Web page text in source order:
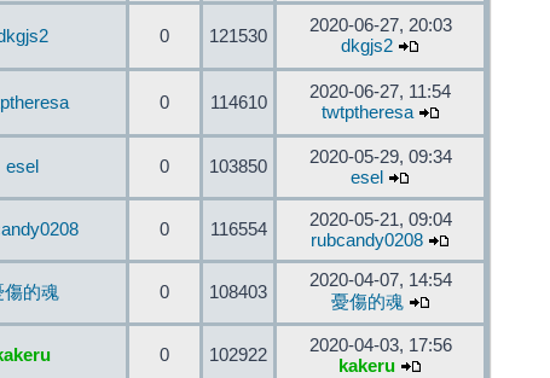
0 121530
2020-06-27, 20:03
dkgjs2
0 114610
2020-06-27, 11:54
twtptheresa
esel 0 103850
2020-05-29, 09:34
esel
0 116554
2020-05-21, 09:04
rubcandy0208
傷的魂 0 108403
2020-04-07, 14:54
憂傷的魂
0 102922
2020-04-03, 17:56
kakeru